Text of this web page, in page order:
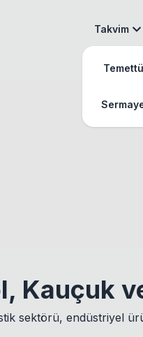
Takvim
Kauçuk
sektörü, endüstriyel